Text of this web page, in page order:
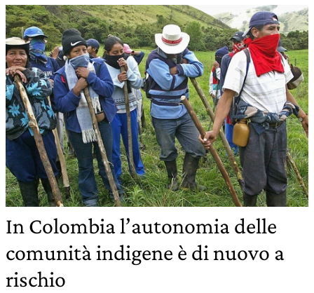
In Colombia l’autonomia delle
comunità indigene è di nuovo a
rischio